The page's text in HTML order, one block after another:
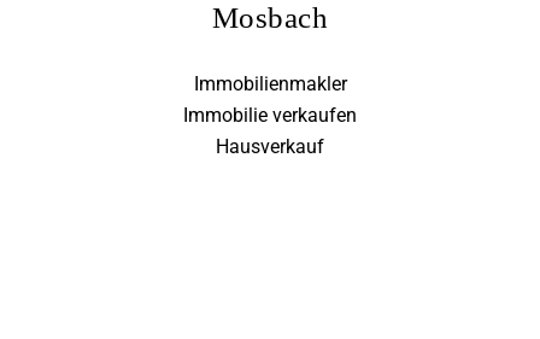
Mosbach
Immobilienmakler
Immobilie verkaufen
Hausverkauf